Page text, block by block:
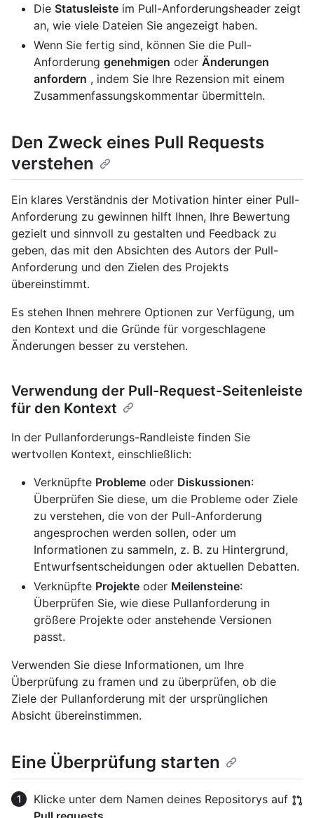
Die Statusleiste im Pull-Anforderungsheader zeigt
an, wie viele Dateien Sie angezeigt haben.
Wenn Sie fertig sind, können Sie die Pull-
Anforderung genehmigen oder Änderungen
anfordern , indem Sie Ihre Rezension mit einem
Zusammenfassungskommentar übermitteln.
Den Zweck eines Pull Requests
verstehen
Ein klares Verständnis der Motivation hinter einer Pull-
Anforderung zu gewinnen hilft Ihnen, Ihre Bewertung
gezielt und sinnvoll zu gestalten und Feedback zu
geben, das mit den Absichten des Autors der Pull-
Anforderung und den Zielen des Projekts
übereinstimmt.
Es stehen Ihnen mehrere Optionen zur Verfügung, um
den Kontext und die Gründe für vorgeschlagene
Änderungen besser zu verstehen.
Verwendung der Pull-Request-Seitenleiste
für den Kontext
In der Pullanforderungs-Randleiste finden Sie
wertvollen Kontext, einschließlich:
Verknüpfte Probleme oder Diskussionen:
Überprüfen Sie diese, um die Probleme oder Ziele
zu verstehen, die von der Pull-Anforderung
angesprochen werden sollen, oder um
Informationen zu sammeln, z. B. zu Hintergrund,
Entwurfsentscheidungen oder aktuellen Debatten.
Verknüpfte Projekte oder Meilensteine:
Überprüfen Sie, wie diese Pullanforderung in
größere Projekte oder anstehende Versionen
passt.
Verwenden Sie diese Informationen, um Ihre
Überprüfung zu framen und zu überprüfen, ob die
Ziele der Pullanforderung mit der ursprünglichen
Absicht übereinstimmen.
Eine Überprüfung starten
Klicke unter dem Namen deines Repositorys auf